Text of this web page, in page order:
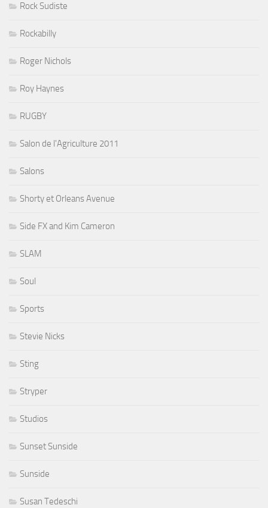
Rock Sudiste
Rockabilly
Roger Nichols
Roy Haynes
RUGBY
Salon de l'Agriculture 2011
Salons
Shorty et Orleans Avenue
Side FX and Kim Cameron
SLAM
Soul
Sports
Stevie Nicks
Sting
Stryper
Studios
Sunset Sunside
Sunside
Susan Tedeschi